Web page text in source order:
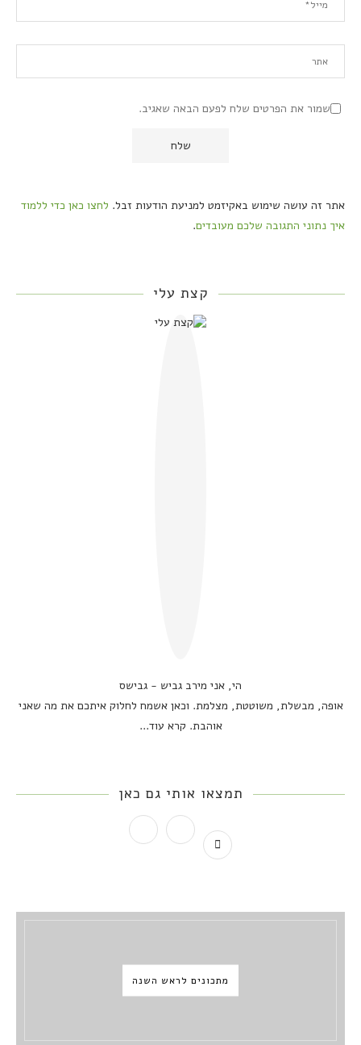
שמור את הפרטים שלח לפעם הבאה שאגיב.
אתר זה עושה שימוש באקיזמט למניעת הודעות זבל. לחצו כאן כדי ללמוד
איך נתוני התגובה שלכם מעובדים.
קצת עלי
הי, אני מירב גביש - גבישס
אופה, מבשלת, משוטטת, מצלמת. וכאן אשמח לחלוק איתכם את מה שאני
אוהבת. קרא עוד...
תמצאו אותי גם כאן
מתכונים לראש השנה